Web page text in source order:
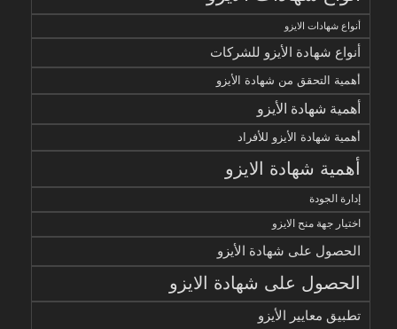
أنواع شهادات الايزو
أنواع شهادة الأيزو للشركات
أهمية التحقق من شهادة الأيزو
أهمية شهادة الأيزو
أهمية شهادة الأيزو للأفراد
أهمية شهادة الايزو
إدارة الجودة
اختيار جهة منح الايزو
الحصول على شهادة الأيزو
الحصول على شهادة الايزو
تطبيق معايير الأيزو